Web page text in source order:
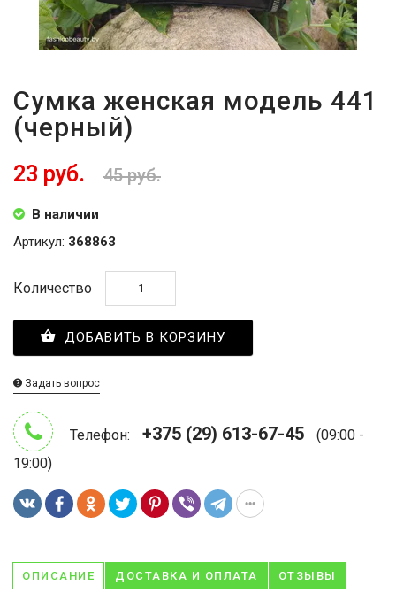
Сумка женская модель 441
(черный)
23 руб. 45 руб.
В наличии
Артикул: 368863
Количество
ДОБАВИТЬ В КОРЗИНУ
Задать вопрос
Телефон: +375 (29) 613-67-45
(09:00 -
19:00)
ОПИСАНИЕ ДОСТАВКА И ОПЛАТА ОТЗЫВЫ